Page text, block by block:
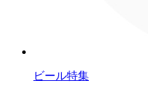
ビール特集